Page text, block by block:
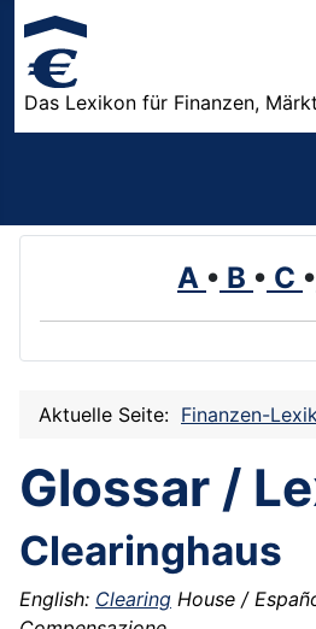
Das Lexikon für Finanzen,
A • B • C •
Aktuelle Seite: Finanzen-
Glossar /
Clearinghaus
English: Clearing House /